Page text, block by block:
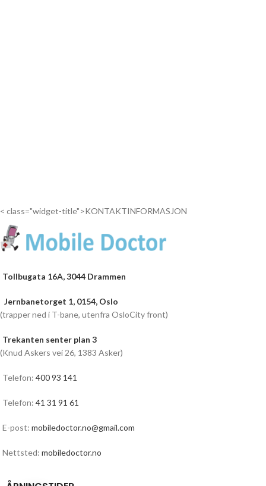
< class="widget-title">KONTAKTINFORMASJON
Tollbugata 16A, 3044 Drammen
Jernbanetorget 1, 0154, Oslo
(trapper ned i T-bane, utenfra OsloCity front)
Trekanten senter plan 3
(Knud Askers vei 26, 1383 Asker)
Telefon: 400 93 141
Telefon: 41 31 91 61
E-post: mobiledoctor.no@gmail.com
Nettsted: mobiledoctor.no